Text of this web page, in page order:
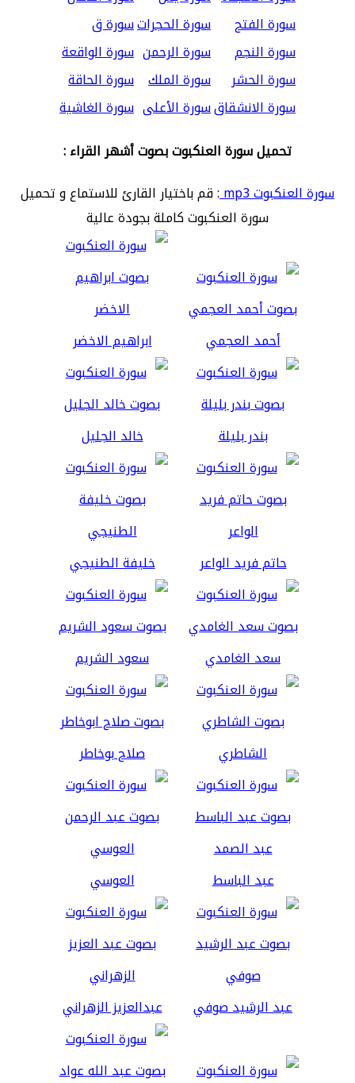
سورة الفتح
سورة الحجراتسورة ق
سورة النجم
سورة الرحمن سورة الواقعة
سورة الحشر
سورة الملك سورة الحاقة
سورة الانشقاقسورة الأعلى سورة الغاشية
تحميل سورة العنكبوت بصوت أشهر القراء :
سورة العنكبوت mp3
: قم باختيار القارئ للاستماع و تحميل
سورة العنكبوت كاملة بجودة عالية
أحمد العجمي ابراهيم الاخضر
بندر بليلة خالد الجليل
حاتم فريد الواعر خليفة الطنيجي
سعد الغامدي سعود الشريم
الشاطري صلاح بوخاطر
عبد الباسط العوسي
عبد الرشيد صوفي عبدالعزيز الزهراني